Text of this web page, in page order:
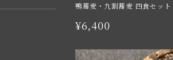
鴨蕎麦・九割蕎麦 四食セット
¥6,400